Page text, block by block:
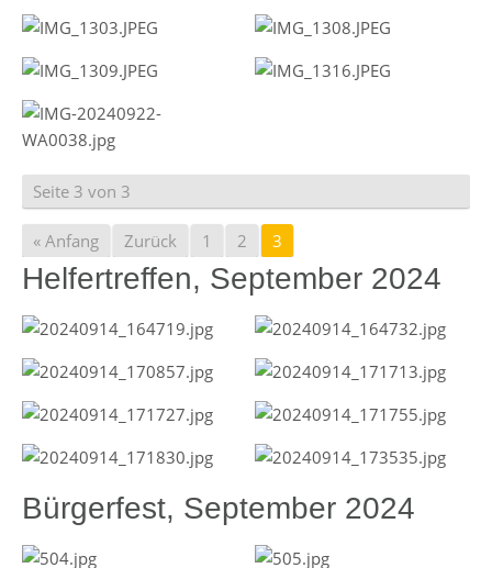
Seite 3 von 3
« Anfang Zurück 1 2 3
Helfertreffen, September 2024
Bürgerfest, September 2024